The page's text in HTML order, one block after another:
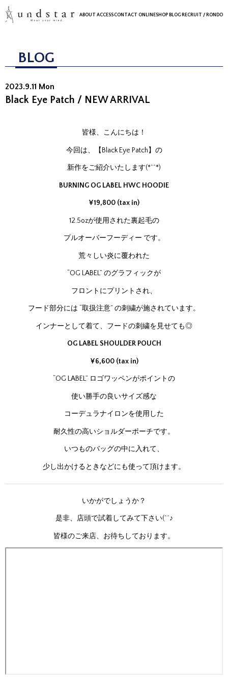
ABOUT ACCESSCONTACT ONLINESHOP BLOG RECRUIT / RONDO
BLOG
2023.9.11 Mon
Black Eye Patch / NEW ARRIVAL
皆様、こんにちは！
今回は、【Black Eye Patch】の
新作をご紹介いたします(*^^*)
BURNING OG LABEL HWC HOODIE
¥19,800 (tax in)
12.5ozが使用された裏起毛の
プルオーバーフーディー です。
荒々しい炎に覆われた
“OG LABEL” のグラフィックが
フロントにプリントされ、
フード部分には “取扱注意” の刺繍が施されています。
インナーとして着て、フードの刺繍を見せても◎
OG LABEL SHOULDER POUCH
¥6,600 (tax in)
“OG LABEL” ロゴワッペンがポイントの
使い勝手の良いサイズ感な
コーデュラナイロンを使用した
耐久性の高いショルダーポーチです。
いつものバッグの中に入れて、
少し出かけるときなどにも使って頂けます。
いかがでしょうか？
是非、店頭で試着してみて下さい(^^♪
皆様のご来店、お待ちしております。